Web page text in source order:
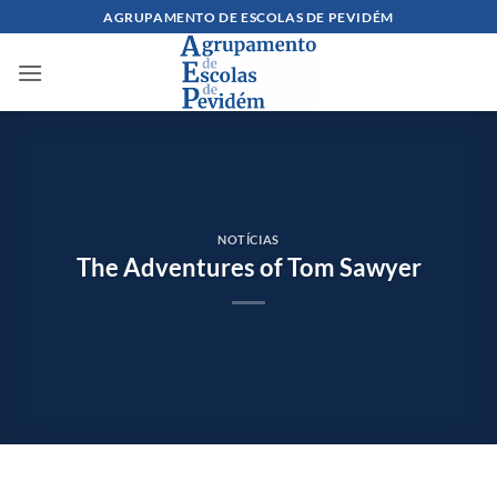
content
AGRUPAMENTO DE ESCOLAS DE PEVIDÉM
NOTÍCIAS
The Adventures of Tom Sawyer